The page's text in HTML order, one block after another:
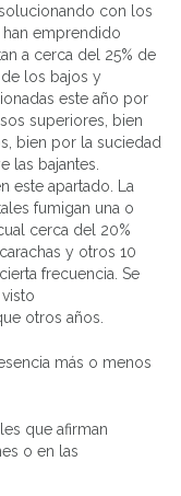
con los
emprendido
a cerca del 25% de
los bajos y
este año por
superiores, bien
bien por la suciedad
las bajantes.
este apartado. La
fumigan una o
cerca del 20%
y otros 10
frecuencia. Se
otros años.
más o menos
que afirman
o en las